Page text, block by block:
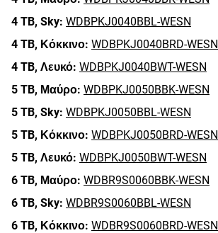
4 TB, Sky: WDBPKJ0040BBL-WESN
4 TB, Κόκκινο: WDBPKJ0040BRD-WESN
4 TB, Λευκό: WDBPKJ0040BWT-WESN
5 TB, Μαύρο: WDBPKJ0050BBK-WESN
5 TB, Sky: WDBPKJ0050BBL-WESN
5 TB, Κόκκινο: WDBPKJ0050BRD-WESN
5 TB, Λευκό: WDBPKJ0050BWT-WESN
6 TB, Μαύρο: WDBR9S0060BBK-WESN
6 TB, Sky: WDBR9S0060BBL-WESN
6 TB, Κόκκινο: WDBR9S0060BRD-WESN